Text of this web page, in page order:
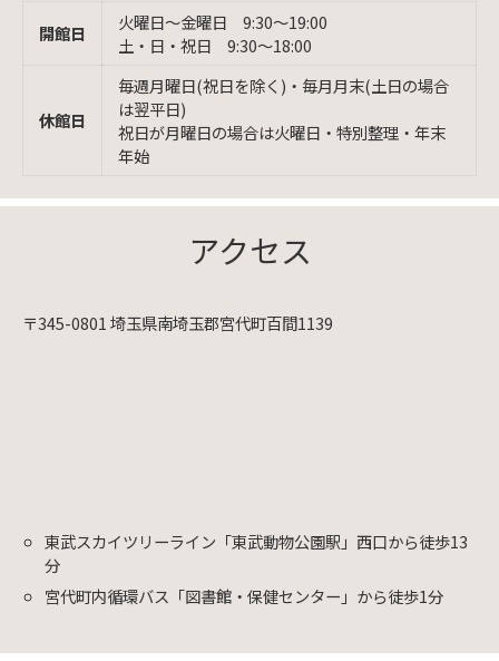
開館日
火曜日〜金曜日 9:30〜19:00
土・日・祝日 9:30〜18:00
休館日
毎週月曜日(祝日を除く)・毎月月末(土日の場合
は翌平日)
祝日が月曜日の場合は火曜日・特別整理・年末
年始
アクセス
〒345-0801 埼玉県南埼玉郡宮代町百間1139
東武スカイツリーライン「東武動物公園駅」西口から徒歩13
分
宮代町内循環バス「図書館・保健センター」から徒歩1分